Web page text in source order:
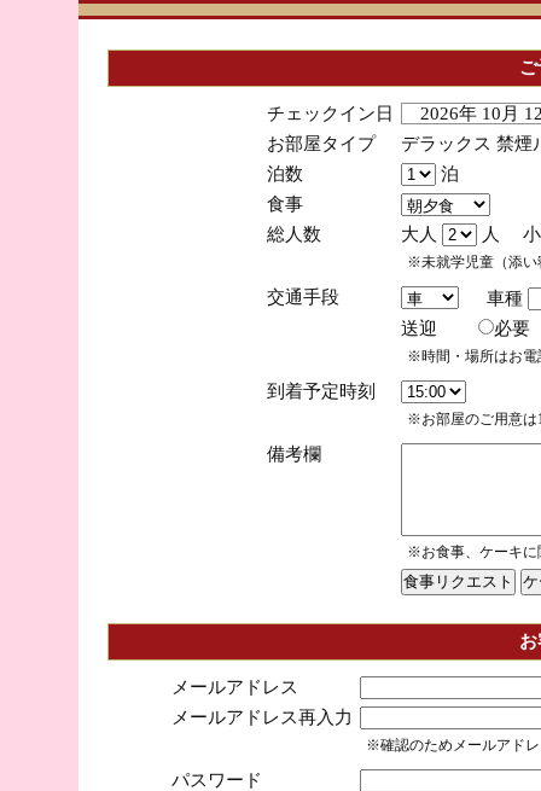
チェックイン日
2026年 10月
お部屋タイプ
デラックス 禁煙
泊数
泊
食事
総人数
大人 人 小
※未就学児童（添い
交通手段
車種
送迎
必
※時間・場所はお電
到着予定時刻
※お部屋のご用意は
備考欄
※お食事、ケーキに
メールアドレス
メールアドレス再入力
※確認のためメールアド
パスワード